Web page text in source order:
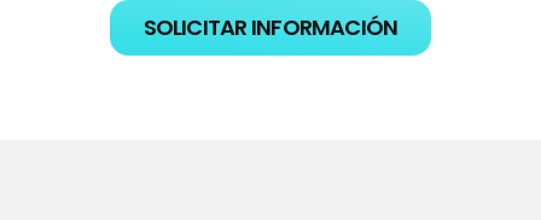
SOLICITAR INFORMACIÓN